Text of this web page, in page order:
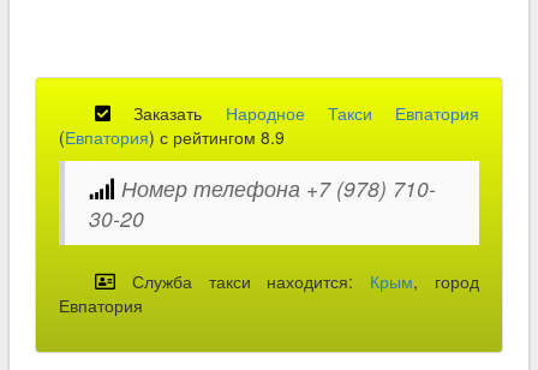
Заказать Народное Такси Евпатория
(Евпатория) с рейтингом 8.9
Номер телефона +7 (978) 710-
30-20
Служба такси находится: Крым, город
Евпатория